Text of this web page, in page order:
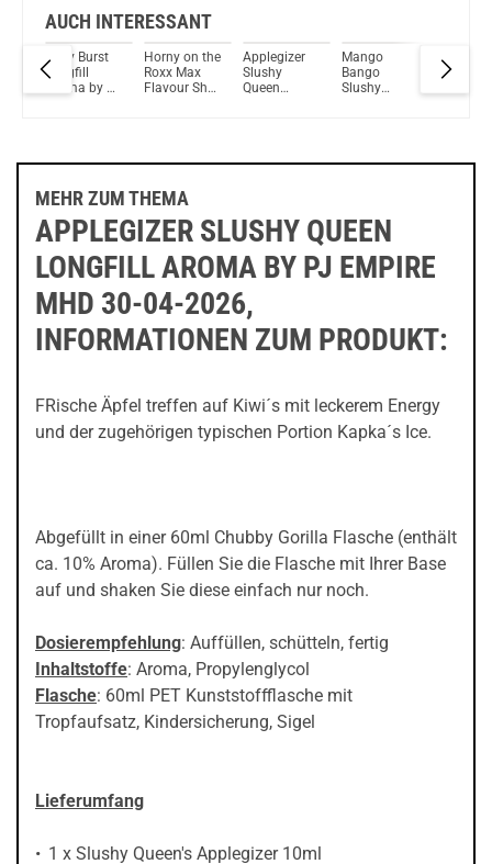
AUCH INTERESSANT
Berry Burst
Longfill
Aroma by PJ
Horny on the
Roxx Max
Flavour Shot
Applegizer
Slushy
Queen
Mango
Bango
Slushy
Bangkok
Bandit
MEHR ZUM THEMA
APPLEGIZER SLUSHY QUEEN
LONGFILL AROMA BY PJ EMPIRE
MHD 30-04-2026,
INFORMATIONEN ZUM PRODUKT:
FRische Äpfel treffen auf Kiwi´s mit leckerem Energy
und der zugehörigen typischen Portion Kapka´s Ice.
Abgefüllt in einer 60ml Chubby Gorilla Flasche (enthält
ca. 10% Aroma). Füllen Sie die Flasche mit Ihrer Base
auf und shaken Sie diese einfach nur noch.
Dosierempfehlung: Auffüllen, schütteln, fertig
Inhaltstoffe: Aroma, Propylenglycol
Flasche: 60ml PET Kunststoffflasche mit
Tropfaufsatz, Kindersicherung, Sigel
Lieferumfang
1 x Slushy Queen's Applegizer 10ml